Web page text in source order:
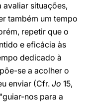
situações,
também um tempo
repetir que o
e eficácia às
dedicado à
se a acolher o
enviar (Cfr. Jo 15,
nos para a